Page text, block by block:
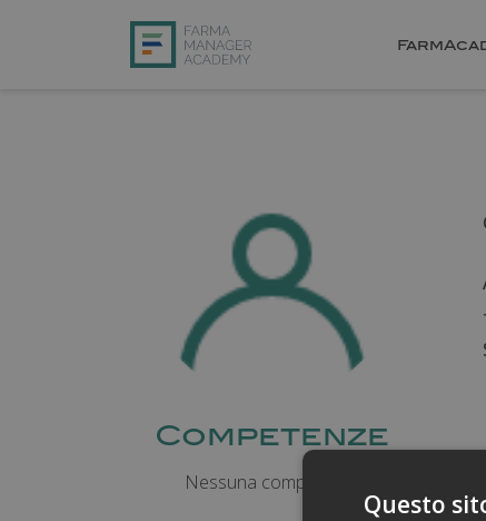
Competenze
Nessuna competenza
Questo